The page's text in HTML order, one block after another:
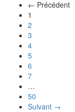
← Précédent
1
2
3
4
5
6
7
…
50
Suivant →